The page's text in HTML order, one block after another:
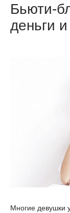
Бьюти-
деньги
Многие девушки